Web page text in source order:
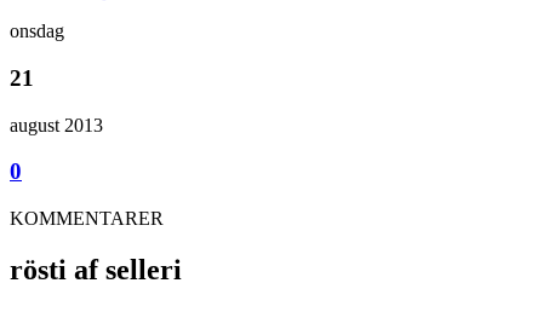
onsdag
21
august 2013
0
KOMMENTARER
rösti af selleri